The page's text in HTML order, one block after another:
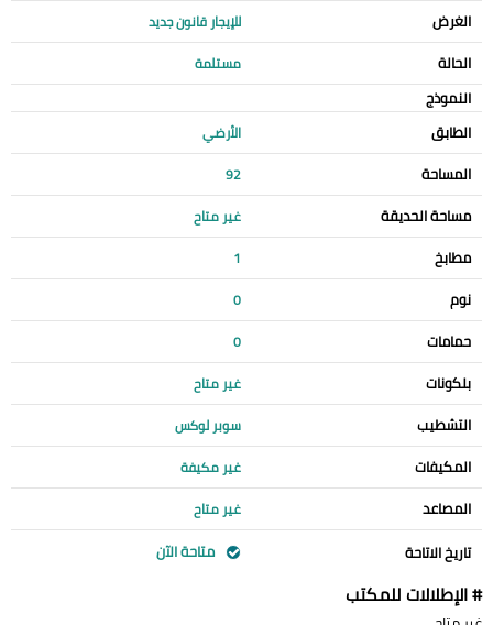
الغرض للإيجار قانون جديد
الحالة مستلمة
النموذج
الطابق
الأرضي
المساحة 92
مساحة الحديقة غير متاح
مطابخ 1
نوم 0
حمامات 0
بلكونات غير متاح
التشطيب سوبر لوكس
المكيفات غير مكيفة
المصاعد غير متاح
تاريخ الاتاحة متاحة الآن
# الإطلالات للمكتب